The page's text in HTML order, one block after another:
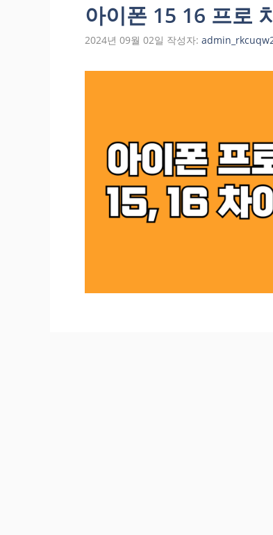
아이폰 15 16 프로
2024년 09월 02일 작성자: